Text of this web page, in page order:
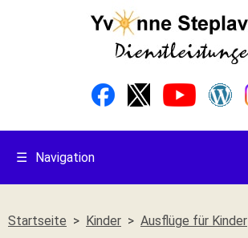
☰ Navigation
Startseite Kinder Ausflüge für Kinder